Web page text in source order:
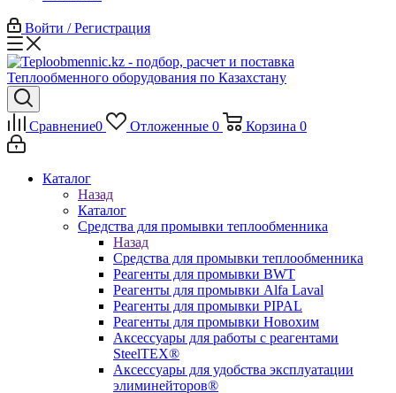
Войти / Регистрация
Сравнение0 Отложенные 0 Корзина 0
Каталог
Назад
Каталог
Средства для промывки теплообменника
Назад
Средства для промывки теплообменника
Реагенты для промывки BWT
Реагенты для промывки Alfa Laval
Реагенты для промывки PIPAL
Реагенты для промывки Новохим
Аксессуары для работы с реагентами
SteelTEX®
Аксессуары для удобства эксплуатации
элиминейторов®